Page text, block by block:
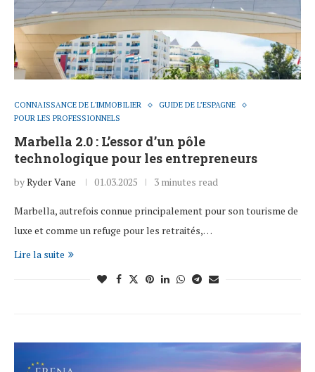
CONNAISSANCE DE L'IMMOBILIER
GUIDE DE L’ESPAGNE
POUR LES PROFESSIONNELS
Marbella 2.0 : L’essor d’un pôle
technologique pour les entrepreneurs
byRyder Vane 01.03.2025 3 minutes read
Marbella, autrefois connue principalement pour son tourisme de
luxe et comme un refuge pour les retraités,…
Lire la suite